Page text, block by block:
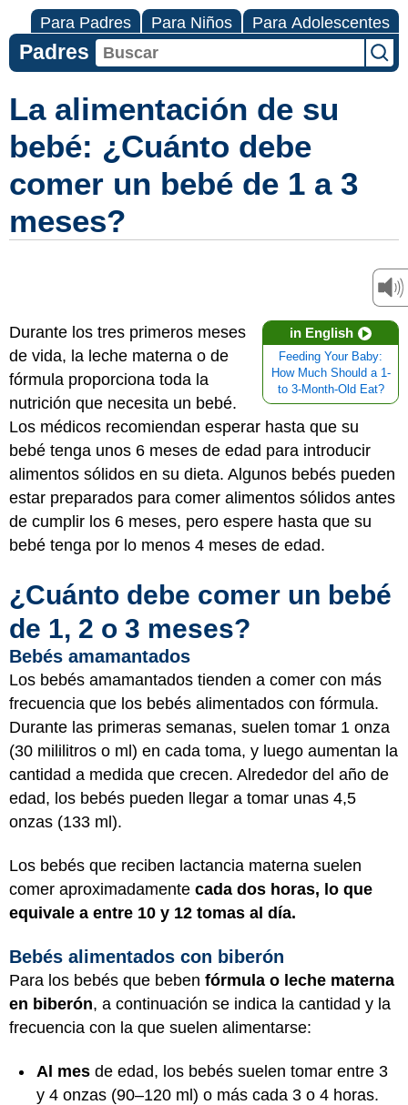
Para Padres Para Niños Para Adolescentes
Padres
La alimentación de su
bebé: ¿Cuánto debe
comer un bebé de 1 a 3
meses?
in English
Feeding Your Baby:
How Much Should a 1-
to 3-Month-Old Eat?
Durante los tres primeros meses
de vida, la leche materna o de
fórmula proporciona toda la
nutrición que necesita un bebé.
Los médicos recomiendan esperar hasta que su
bebé tenga unos 6 meses de edad para introducir
alimentos sólidos en su dieta. Algunos bebés pueden
estar preparados para comer alimentos sólidos antes
de cumplir los 6 meses, pero espere hasta que su
bebé tenga por lo menos 4 meses de edad.
¿Cuánto debe comer un bebé
de 1, 2 o 3 meses?
Bebés amamantados
Los bebés amamantados tienden a comer con más
frecuencia que los bebés alimentados con fórmula.
Durante las primeras semanas, suelen tomar 1 onza
(30 mililitros o ml) en cada toma, y luego aumentan la
cantidad a medida que crecen. Alrededor del año de
edad, los bebés pueden llegar a tomar unas 4,5
onzas (133 ml).
Los bebés que reciben lactancia materna suelen
comer aproximadamente cada dos horas, lo que
equivale a entre 10 y 12 tomas al día.
Bebés alimentados con biberón
Para los bebés que beben fórmula o leche materna
en biberón, a continuación se indica la cantidad y la
frecuencia con la que suelen alimentarse:
Al mes de edad, los bebés suelen tomar entre 3
y 4 onzas (90–120 ml) o más cada 3 o 4 horas.